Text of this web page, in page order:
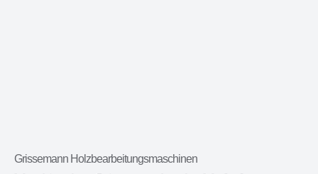
Grissemann Holzbearbeitungsmaschinen